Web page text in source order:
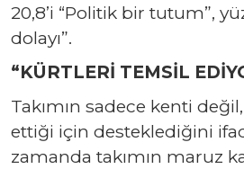
20,8’i “Politik bir tutum”,
dolayı”.
“KÜRTLERİ TEMSİL
Takımın sadece kenti
ettiği için desteklediğini
zamanda takımın maruz